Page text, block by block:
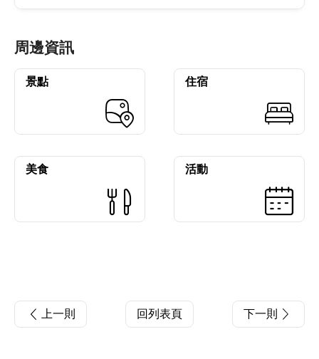
周邊資訊
景點 住宿
美食 活動
上一則 回列表頁 下一則